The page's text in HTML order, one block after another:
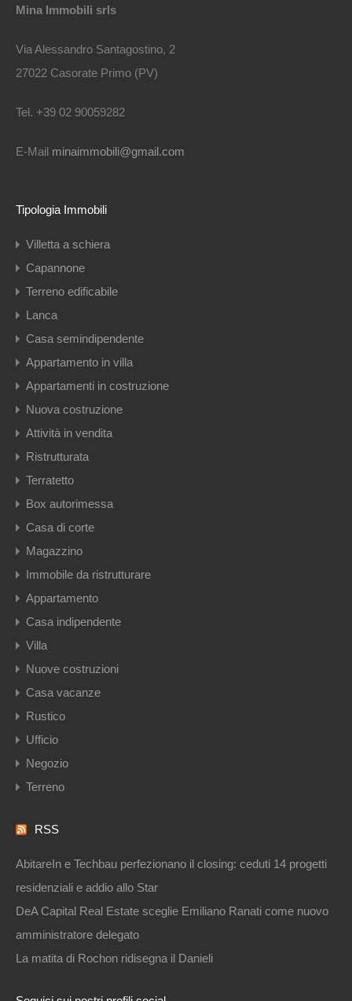
Mina Immobili srls
Via Alessandro Santagostino, 2
27022 Casorate Primo (PV)
Tel. +39 02 90059282
E-Mail minaimmobili@gmail.com
Tipologia Immobili
Villetta a schiera
Capannone
Terreno edificabile
Lanca
Casa semindipendente
Appartamento in villa
Appartamenti in costruzione
Nuova costruzione
Attività in vendita
Ristrutturata
Terratetto
Box autorimessa
Casa di corte
Magazzino
Immobile da ristrutturare
Appartamento
Casa indipendente
Villa
Nuove costruzioni
Casa vacanze
Rustico
Ufficio
Negozio
Terreno
RSS
AbitareIn e Techbau perfezionano il closing: ceduti 14 progetti
residenziali e addio allo Star
DeA Capital Real Estate sceglie Emiliano Ranati come nuovo
amministratore delegato
La matita di Rochon ridisegna il Danieli